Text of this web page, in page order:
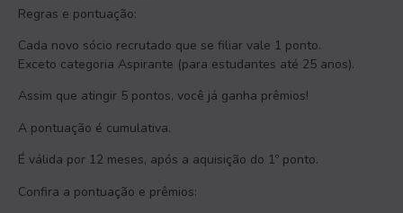
Regras e pontuação:
Cada novo sócio recrutado que se filiar vale 1 ponto.
Exceto categoria Aspirante (para estudantes até 25 anos).
Assim que atingir 5 pontos, você já ganha prêmios!
A pontuação é cumulativa.
É válida por 12 meses, após a aquisição do 1º ponto.
Confira a pontuação e prêmios: